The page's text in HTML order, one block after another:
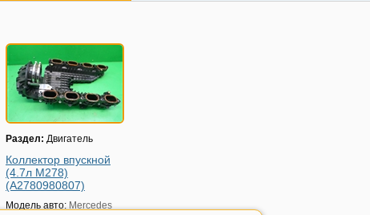
Раздел: Двигатель
Коллектор впускной
(4.7л M278)
(A2780980807)
Модель авто: Mercedes